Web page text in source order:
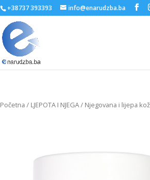
+38737 393393 info@enarudzba.ba
Početna / LJEPOTA I NJEGA/ Njegovana i lijepa